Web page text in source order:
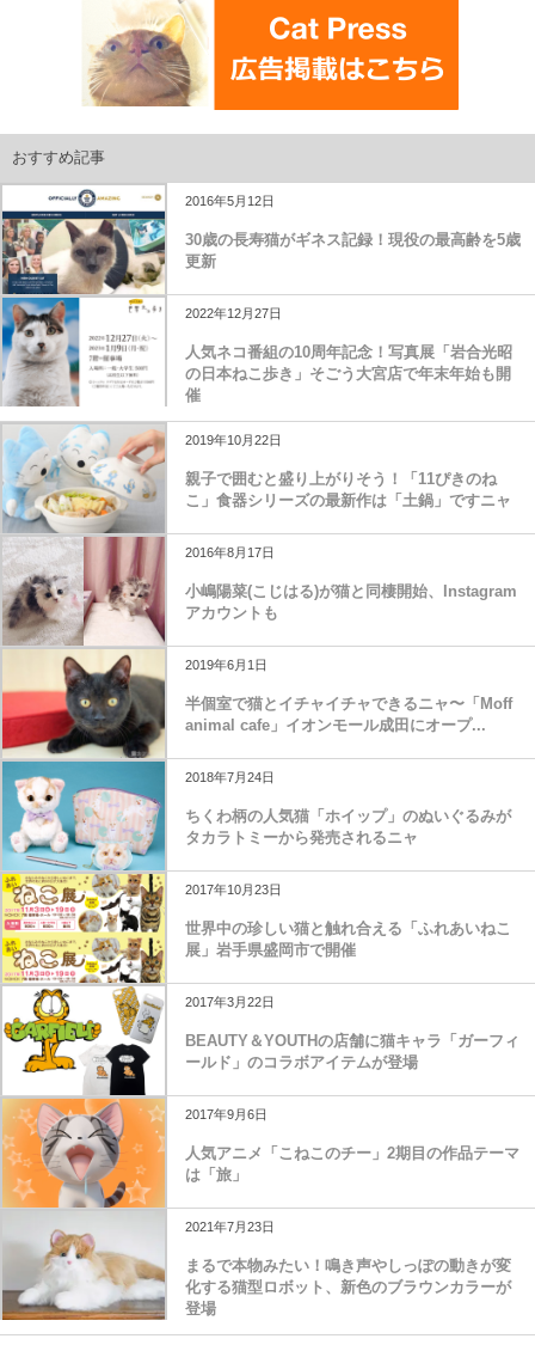
おすすめ記事
2016年5月12日
30歳の長寿猫がギネス記録！現役の最高齢を5歳
更新
2022年12月27日
人気ネコ番組の10周年記念！写真展「岩合光昭
の日本ねこ歩き」そごう大宮店で年末年始も開
催
2019年10月22日
親子で囲むと盛り上がりそう！「11ぴきのね
こ」食器シリーズの最新作は「土鍋」ですニャ
2016年8月17日
小嶋陽菜(こじはる)が猫と同棲開始、Instagram
アカウントも
2019年6月1日
半個室で猫とイチャイチャできるニャ〜「Moff
animal cafe」イオンモール成田にオープ...
2018年7月24日
ちくわ柄の人気猫「ホイップ」のぬいぐるみが
タカラトミーから発売されるニャ
2017年10月23日
世界中の珍しい猫と触れ合える「ふれあいねこ
展」岩手県盛岡市で開催
2017年3月22日
BEAUTY＆YOUTHの店舗に猫キャラ「ガーフィ
ールド」のコラボアイテムが登場
2017年9月6日
人気アニメ「こねこのチー」2期目の作品テーマ
は「旅」
2021年7月23日
まるで本物みたい！鳴き声やしっぽの動きが変
化する猫型ロボット、新色のブラウンカラーが
登場